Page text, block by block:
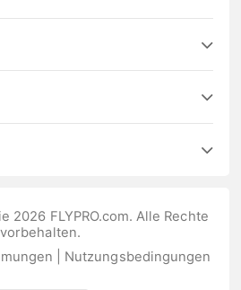
2026 FLYPRO.com. Alle Rechte
vorbehalten.
Nutzungsbedingungen